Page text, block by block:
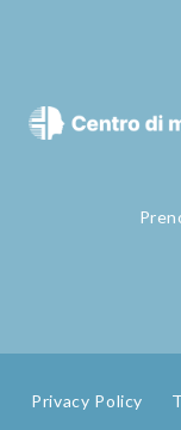
Privacy Policy